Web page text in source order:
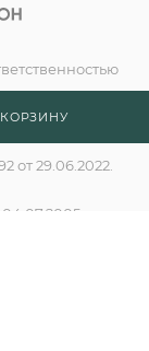
г. Минск, пер.
от 29.06.2022.